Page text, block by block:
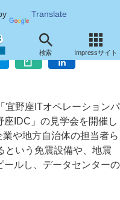
Translate
検索 Impressサイト
タセンター移設呼びかけ
野座ITオペレーションパ
IDC」の見学会を開催し
や地方自治体の担当者ら
という免震設備や、地震
ールし、データセンターの